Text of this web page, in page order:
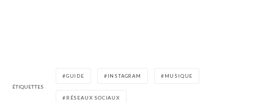
ÉTIQUETTES
GUIDE INSTAGRAM MUSIQUE
RÉSEAUX SOCIAUX